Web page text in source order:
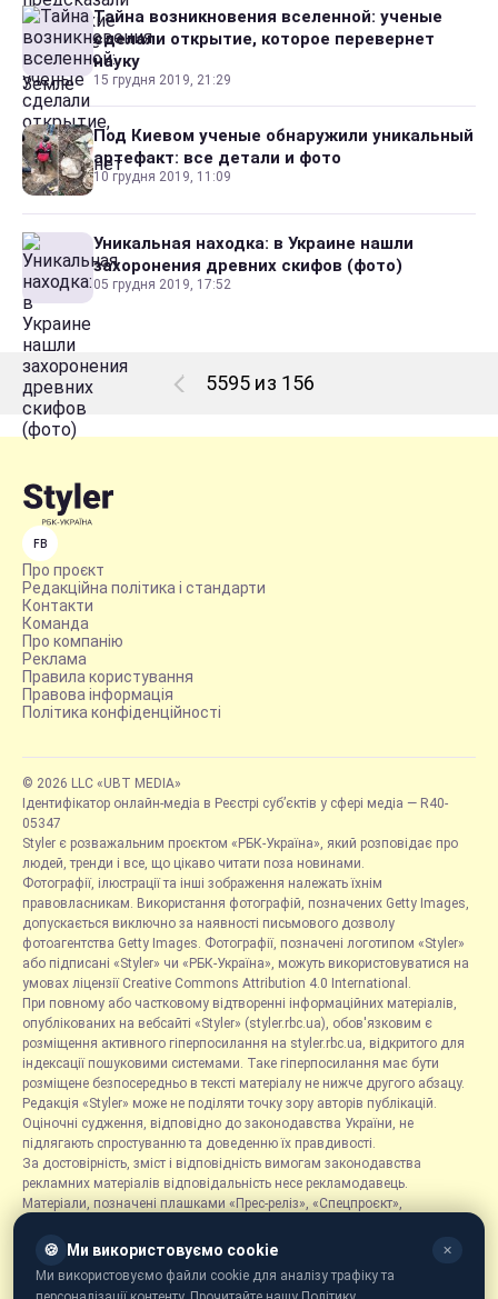
Тайна возникновения вселенной: ученые
сделали открытие, которое перевернет
науку
15 грудня 2019, 21:29
Под Киевом ученые обнаружили уникальный
артефакт: все детали и фото
10 грудня 2019, 11:09
Уникальная находка: в Украине нашли
захоронения древних скифов (фото)
05 грудня 2019, 17:52
5595 из 156
FB
Про проєкт
Редакційна політика і стандарти
Контакти
Команда
Про компанію
Реклама
Правила користування
Правова інформація
Політика конфіденційності
© 2026 LLC «UBT MEDIA»
Ідентифікатор онлайн-медіа в Реєстрі суб’єктів у сфері медіа — R40-
05347
Styler є розважальним проєктом «РБК-Україна», який розповідає про
людей, тренди і все, що цікаво читати поза новинами.
Фотографії, ілюстрації та інші зображення належать їхнім
правовласникам. Використання фотографій, позначених Getty Images,
допускається виключно за наявності письмового дозволу
фотоагентства Getty Images. Фотографії, позначені логотипом «Styler»
або підписані «Styler» чи «РБК-Україна», можуть використовуватися на
умовах ліцензії Creative Commons Attribution 4.0 International.
При повному або частковому відтворенні інформаційних матеріалів,
опублікованих на вебсайті «Styler» (styler.rbc.ua), обов'язковим є
розміщення активного гіперпосилання на styler.rbc.ua, відкритого для
індексації пошуковими системами. Таке гіперпосилання має бути
розміщене безпосередньо в тексті матеріалу не нижче другого абзацу.
Редакція «Styler» може не поділяти точку зору авторів публікацій.
Оціночні судження, відповідно до законодавства України, не
підлягають спростуванню та доведенню їх правдивості.
За достовірність, зміст і відповідність вимогам законодавства
рекламних матеріалів відповідальність несе рекламодавець.
Матеріали, позначені плашками «Прес-реліз», «Спецпроєкт»,
розміщуються на правах реклами.
Рубрика «Новини компаній» є інформаційним форматом, що містить
новини, повідомлення та оголошення, пов'язані з діяльністю
🍪 Ми використовуємо cookie ✕
Ми використовуємо файли cookie для аналізу трафіку та